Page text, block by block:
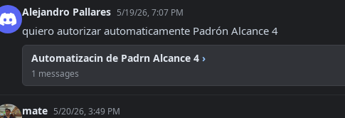
Alejandro Pallares 5/19/26, 7:07 PM
quiero autorizar automaticamente Padrón Alcance 4
Automatizacin de Padrn Alcance 4 ›
1 messages
mate 5/20/26, 3:49 PM